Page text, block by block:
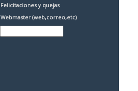
Felicitaciones y quejas
Webmaster (web,correo,etc)